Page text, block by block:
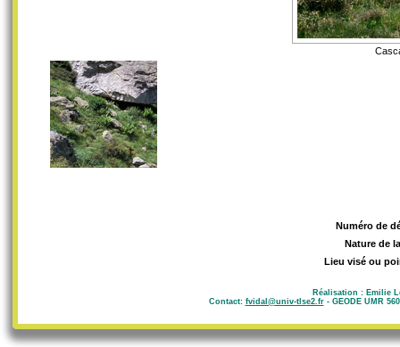
Numéro de
Nature de
Lieu visé ou
Réalisation : Emilie
Contact: fvidal@univ-tlse2.fr- GEODE UMR